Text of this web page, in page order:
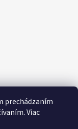
prechádzaním
Viac